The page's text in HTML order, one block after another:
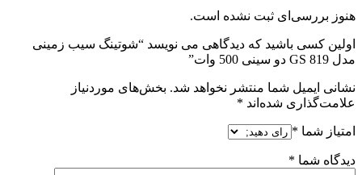
هنوز بررسی‌ای ثبت نشده است.
اولین کسی باشید که دیدگاهی می نویسد “شوتینگ سیب زمینی
مدل GS 819 دو سینی 500 وات”
نشانی ایمیل شما منتشر نخواهد شد. بخش‌های موردنیاز
علامت‌گذاری شده‌اند *
امتیاز شما *
دیدگاه شما *